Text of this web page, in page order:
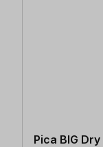
Pica BIG